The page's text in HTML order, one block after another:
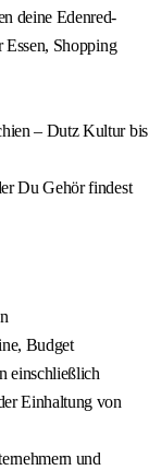
deine Edenred-
Shopping
– Dutz Kultur bis
Du Gehör findest
Budget
einschließlich
Einhaltung von
und